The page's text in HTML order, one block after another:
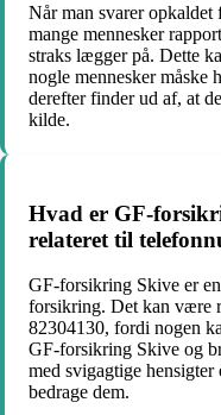
Når man svarer opkaldet
mange mennesker
straks lægger på. Dette
nogle mennesker måske
derefter finder ud af, at
kilde.
Hvad er GF-
relateret til
GF-forsikring Skive er
forsikring. Det kan være
82304130, fordi nogen
GF-forsikring Skive og
med svigagtige hensigter
bedrage dem.